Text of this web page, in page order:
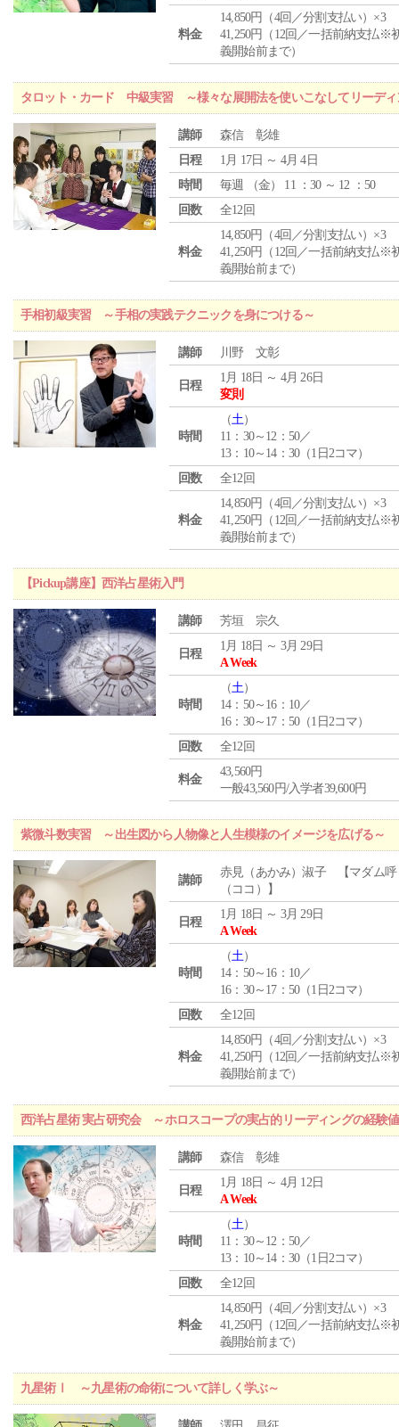
料金
14,850円（4回／分割支払い）×3
41,250円（12回／一括前納支払※
義開始前まで）
タロット・カード 中級実習 ～様々な展開法を使いこなしてリーディ
講師
森信 彰雄
日程
1月 17日 ～ 4月 4日
時間
毎週 （金） 11 ：30 ～ 12 ：50
回数
全12回
料金
14,850円（4回／分割支払い）×3
41,250円（12回／一括前納支払※
義開始前まで）
手相初級実習 ～手相の実践テクニックを身につける～
講師 川野 文彰
日程
1月 18日 ～ 4月 26日
変則
時間
（土）
11：30～12：50／
13：10～14：30（1日2コマ）
回数
全12回
料金
14,850円（4回／分割支払い）×3
41,250円（12回／一括前納支払※
義開始前まで）
【Pickup講座】西洋占星術入門
講師 芳垣 宗久
日程
1月 18日 ～ 3月 29日
A Week
時間
（土）
14：50～16：10／
16：30～17：50（1日2コマ）
回数
全12回
料金
43,560円
一般43,560円/入学者39,600円
紫微斗数実習 ～出生図から人物像と人生模様のイメージを広げる～
講師
赤見（あかみ）淑子 【マダム呼
（ココ）】
日程
1月 18日 ～ 3月 29日
A Week
時間
（土）
14：50～16：10／
16：30～17：50（1日2コマ）
回数
全12回
料金
14,850円（4回／分割支払い）×3
41,250円（12回／一括前納支払※
義開始前まで）
西洋占星術 実占研究会 ～ホロスコープの実占的リーディングの経験
講師 森信 彰雄
日程
1月 18日 ～ 4月 12日
A Week
時間
（土）
11：30～12：50／
13：10～14：30（1日2コマ）
回数
全12回
料金
14,850円（4回／分割支払い）×3
41,250円（12回／一括前納支払※
義開始前まで）
九星術Ⅰ ～九星術の命術について詳しく学ぶ～